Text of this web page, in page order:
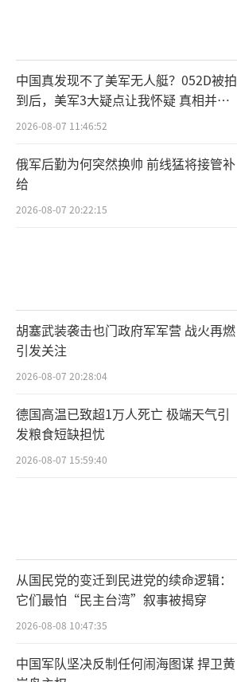
中国真发现不了美军无人艇？052D被拍
到后，美军3大疑点让我怀疑 真相并非
如此
2026-08-07 11:46:52
俄军后勤为何突然换帅 前线猛将接管补
给
2026-08-07 20:22:15
胡塞武装袭击也门政府军军营 战火再燃
引发关注
2026-08-07 20:28:04
德国高温已致超1万人死亡 极端天气引
发粮食短缺担忧
2026-08-07 15:59:40
从国民党的变迁到民进党的续命逻辑：
它们最怕“民主台湾”叙事被揭穿
2026-08-08 10:47:35
中国军队坚决反制任何闹海图谋 捍卫黄